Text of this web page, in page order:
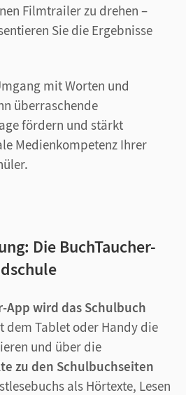
Filmtrailer zu drehen –
Sie die Ergebnisse
mit Worten und
überraschende
fördern und stärkt
Medienkompetenz Ihrer
Die BuchTaucher-
App wird das Schulbuch
dem Tablet oder Handy die
und über die
zu den Schulbuchseiten
als Hörtexte, Lesen